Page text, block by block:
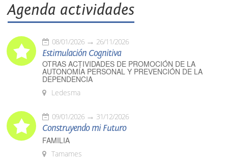
Agenda actividades
08/01/2026 26/11/2026
Estimulación Cognitiva
OTRAS ACTIVIDADES DE PROMOCIÓN DE LA
AUTONOMÍA PERSONAL Y PREVENCIÓN DE LA
DEPENDENCIA
Ledesma
09/01/2026 31/12/2026
Construyendo mi Futuro
FAMILIA
Tamames